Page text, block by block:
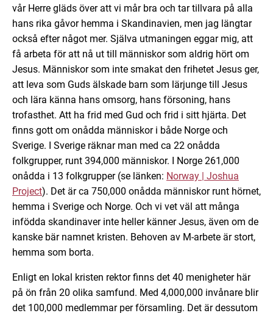
vår Herre gläds över att vi mår bra och tar tillvara på alla
hans rika gåvor hemma i Skandinavien, men jag längtar
också efter något mer. Själva utmaningen eggar mig, att
få arbeta för att nå ut till människor som aldrig hört om
Jesus. Människor som inte smakat den frihetet Jesus ger,
att leva som Guds älskade barn som lärjunge till Jesus
och lära känna hans omsorg, hans försoning, hans
trofasthet. Att ha frid med Gud och frid i sitt hjärta. Det
finns gott om onådda människor i både Norge och
Sverige. I Sverige räknar man med ca 22 onådda
folkgrupper, runt 394,000 människor. I Norge 261,000
onådda i 13 folkgrupper (se länken: Norway | Joshua
Project). Det är ca 750,000 onådda människor runt hörnet,
hemma i Sverige och Norge. Och vi vet väl att många
infödda skandinaver inte heller känner Jesus, även om de
kanske bär namnet kristen. Behoven av M-arbete är stort,
hemma som borta.
Enligt en lokal kristen rektor finns det 40 menigheter här
på ön från 20 olika samfund. Med 4,000,000 invånare blir
det 100,000 medlemmar per församling. Det är dessutom